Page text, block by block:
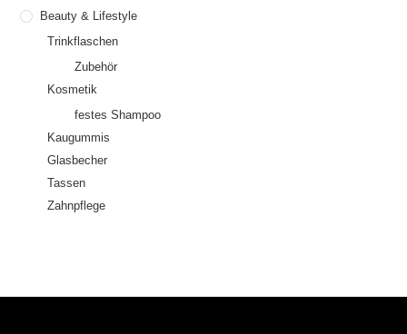
Beauty & Lifestyle
Trinkflaschen
Zubehör
Kosmetik
festes Shampoo
Kaugummis
Glasbecher
Tassen
Zahnpflege